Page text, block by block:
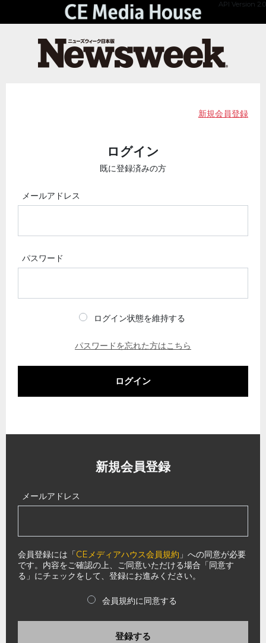
API Version 2.0
新規会員登録
ログイン
既に登録済みの方
メールアドレス
パスワード
ログイン状態を維持する
パスワードを忘れた方はこちら
ログイン
新規会員登録
メールアドレス
会員登録には「CEメディアハウス会員規約 」への同意が必要
です。内容をご確認の上、ご同意いただける場合「同意す
る」にチェックをして、登録にお進みください。
会員規約に同意する
登録する